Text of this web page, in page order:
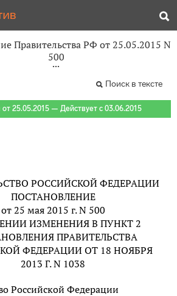
Правительства РФ от 25.05.2015 N
500
Поиск в тексте
от 25.05.2015 — Действует с 03.06.2015
РОССИЙСКОЙ ФЕДЕРАЦИИ
ПОСТАНОВЛЕНИЕ
от 25 мая 2015 г. N 500
ИЗМЕНЕНИЯ В ПУНКТ 2
ПРАВИТЕЛЬСТВА
ФЕДЕРАЦИИ ОТ 18 НОЯБРЯ
2013 Г. N 1038
Российской Федерации